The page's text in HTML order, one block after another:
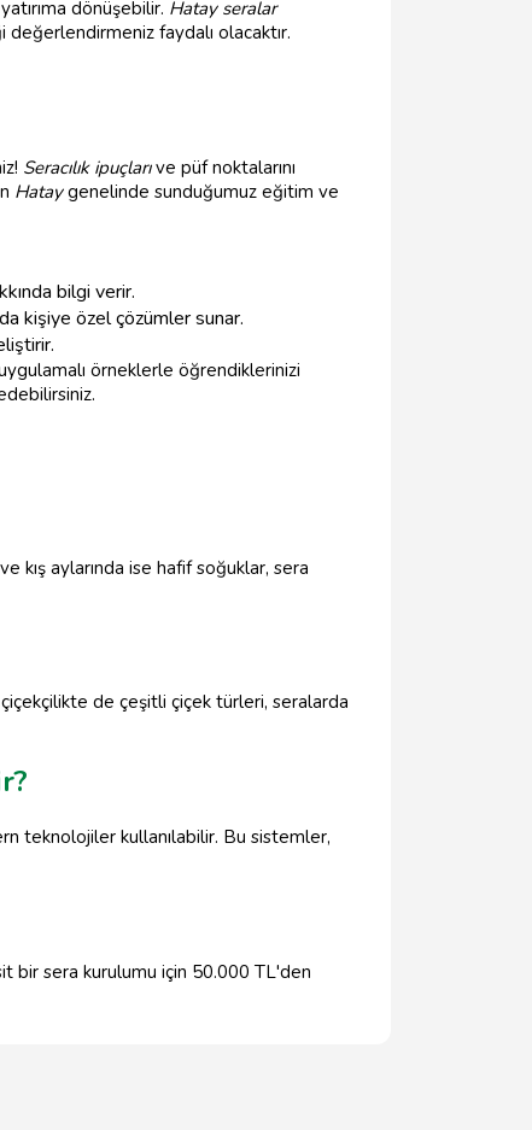
dönüşebilir. Hatay seralar
değerlendirmeniz faydalı olacaktır.
Seracılık ipuçlarıve püf noktalarını
Hataygenelinde sunduğumuz eğitim ve
bilgi verir.
kişiye özel çözümler sunar.
örneklerle öğrendiklerinizi
kış aylarında ise hafif soğuklar, sera
de çeşitli çiçek türleri, seralarda
teknolojiler kullanılabilir. Bu sistemler,
bir sera kurulumu için 50.000 TL'den